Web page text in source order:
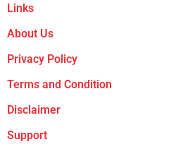
Links
About Us
Privacy Policy
Terms and Condition
Disclaimer
Support